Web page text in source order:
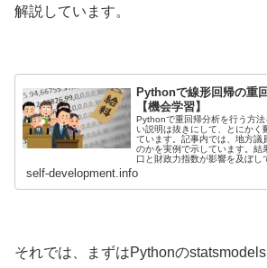
解説しています。
Pythonで線形回帰の重
【機会学習】
Pythonで重回帰分析を行う方
い説明は抜きにして、とにかく
ています。記事内では、地方議
のかを実例で示しています。結
口と財政力指数が影響を及ぼし
self-development.info
それでは、まずはPythonの